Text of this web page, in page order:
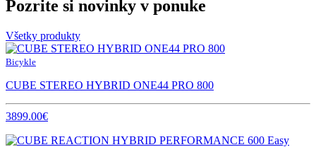
Pozrite si novinky v ponuke
Všetky produkty
Bicykle
CUBE STEREO HYBRID ONE44 PRO 800
3899.00€